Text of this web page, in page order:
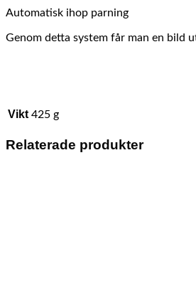
Automatisk ihop parning
Genom detta system får man en bild
Vikt 425 g
Relaterade produkter